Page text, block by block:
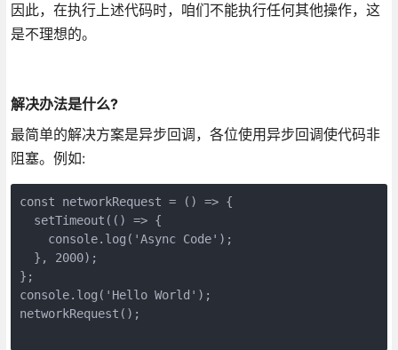
因此，在执行上述代码时，咱们不能执行任何其他操作，这
是不理想的。
解决办法是什么?
最简单的解决方案是异步回调，各位使用异步回调使代码非
阻塞。例如:
const networkRequest = () => {
  setTimeout(() => {
    console.log('Async Code');
  }, 2000);
};
console.log('Hello World');
networkRequest();